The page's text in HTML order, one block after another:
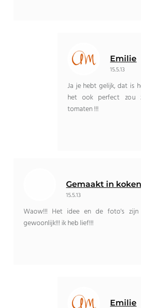
Emilie
15.5.13
Ja je hebt gelijk, dat is
het ook perfect zou
tomaten !!!
Gemaakt in koken
15.5.13
Waow!!! Het idee en de foto's zijn
gewoonlijk!!! ik heb lief!!!
Emilie